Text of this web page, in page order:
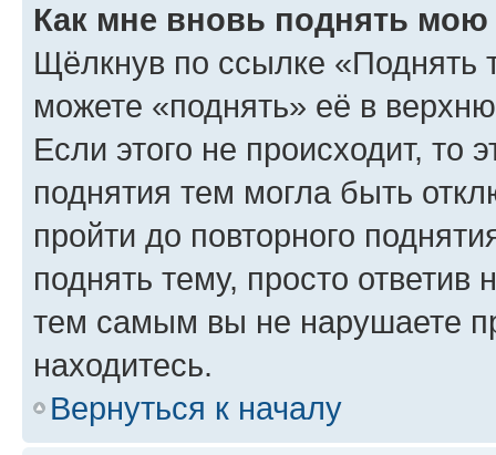
Как мне вновь поднять мою
Щёлкнув по ссылке «Поднять
можете «поднять» её в
Если этого не происходит, то
поднятия тем могла быть
пройти до повторного
поднять тему, просто ответив
тем самым вы не нарушаете
находитесь.
Вернуться к началу